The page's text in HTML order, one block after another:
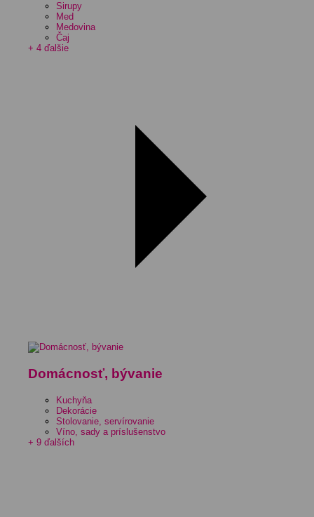
Sirupy
Med
Medovina
Čaj
+ 4 ďalšie
Domácnosť, bývanie
Kuchyňa
Dekorácie
Stolovanie, servírovanie
Víno, sady a príslušenstvo
+ 9 ďalších